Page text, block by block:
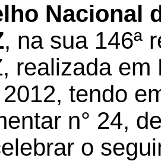
Nacional
, na sua 146ª
realizada
tendo
n° 24,
o